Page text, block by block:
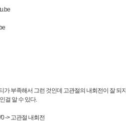
부족해서 그런 것인데 고관절의 내회전이 잘
걸 알 수 있다.
-> 고관절 내회전